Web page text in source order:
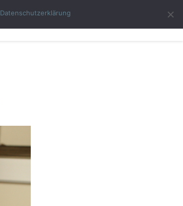
Impressum Datenschutzerklärung
Datenschutzerklärung